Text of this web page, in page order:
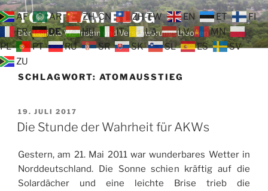
Zum
Inhalt
springen
TOP TEAM BLOG
Der tägliche Wahnsinn und Verschwörungstheorien
SCHLAGWORT: ATOMAUSSTIEG
VERÖFFENTLICHT
AM
19. JULI 2017
Die Stunde der Wahrheit für AKWs
Gestern, am 21. Mai 2011 war wunderbares Wetter in
Norddeutschland. Die Sonne schien kräftig auf die
Solardächer und eine leichte Brise trieb die
AF AR ZH-CN ZH-TW EN ET
FI
FR
DE HU IT LA LV
MN
PL
PT RU SR SK SL ES
SV
ZU